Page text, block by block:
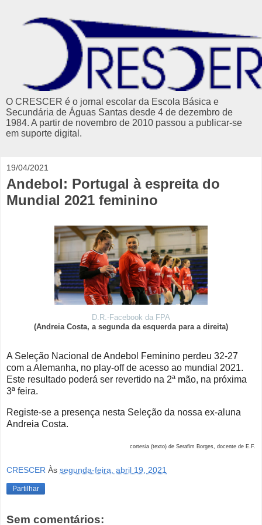
O CRESCER é o jornal escolar da Escola Básica e
Secundária de Águas Santas desde 4 de dezembro de
1984. A partir de novembro de 2010 passou a publicar-se
em suporte digital.
19/04/2021
Andebol: Portugal à espreita do
Mundial 2021 feminino
D.R.-Facebook da FPA
(Andreia Costa, a segunda da esquerda para a direita)
A Seleção Nacional de Andebol Feminino perdeu 32-27
com a Alemanha, no play-off de acesso ao mundial 2021.
Este resultado poderá ser revertido na 2ª mão, na próxima
3ª feira.
Registe-se a presença nesta Seleção da nossa ex-aluna
Andreia Costa.
cortesia (texto) de Serafim Borges, docente de E.F.
CRESCER Às segunda-feira, abril 19, 2021
Partilhar
Sem comentários: